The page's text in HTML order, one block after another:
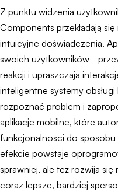
Z punktu widzenia
Components przekładają
intuicyjne doświadczenia.
swoich użytkowników -
reakcji i upraszczają
inteligentne systemy
rozpoznać problem i
aplikacje mobilne, które
funkcjonalności do sposobu
efekcie powstaje
sprawniej, ale też rozwija
coraz lepsze, bardziej